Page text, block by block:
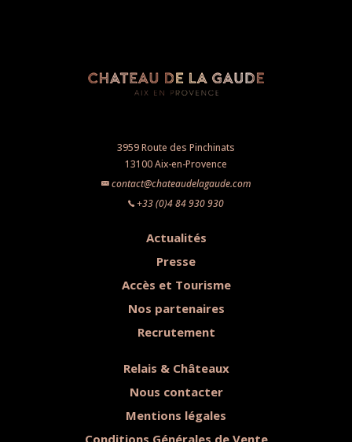
3959 Route des Pinchinats
13100 Aix-en-Provence
contact@chateaudelagaude.com
+33 (0)4 84 930 930
Actualités
Presse
Accès et Tourisme
Nos partenaires
Recrutement
Relais & Châteaux
Nous contacter
Mentions légales
Conditions Générales de Vente